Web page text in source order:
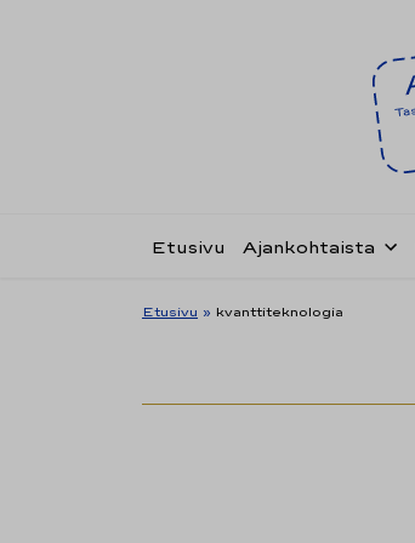
Etusivu Ajankohtaista
Etusivu » kvanttiteknologia